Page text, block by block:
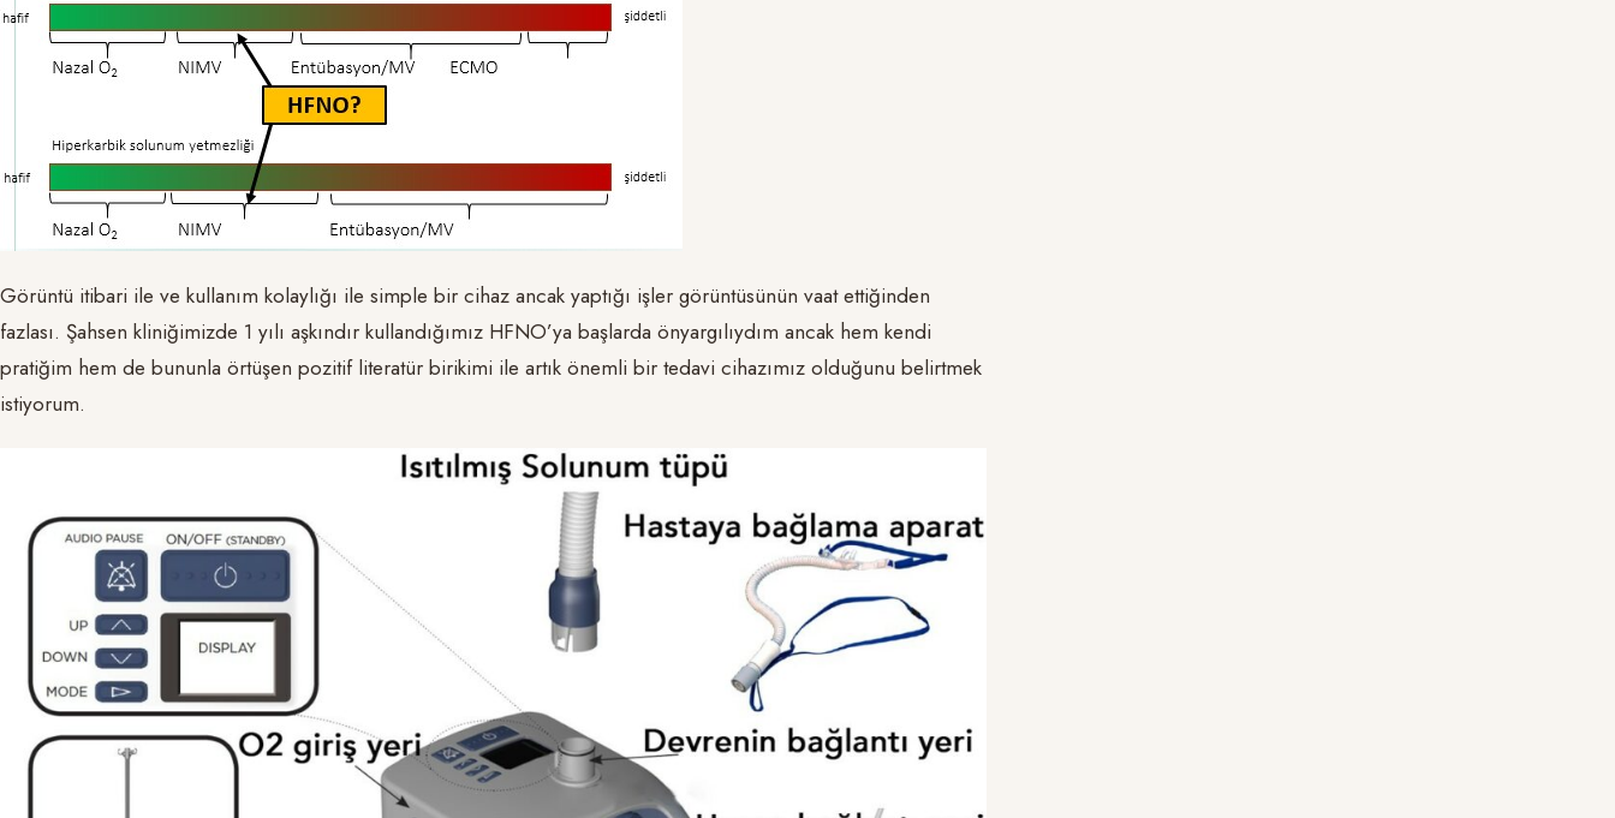
Görüntü itibari ile ve kullanım kolaylığı ile simple bir cihaz ancak yaptığı işler görüntüsünün vaat ettiğinden
fazlası. Şahsen kliniğimizde 1 yılı aşkındır kullandığımız HFNO’ya başlarda önyargılıydım ancak hem kendi
pratiğim hem de bununla örtüşen pozitif literatür birikimi ile artık önemli bir tedavi cihazımız olduğunu belirtmek
istiyorum.